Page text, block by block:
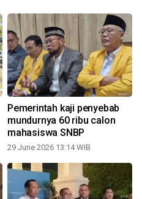
Pemerintah kaji penyebab
mundurnya 60 ribu calon
mahasiswa SNBP
29 June 2026 13:14 WIB